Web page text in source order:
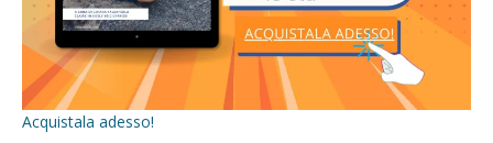
Acquistala adesso!